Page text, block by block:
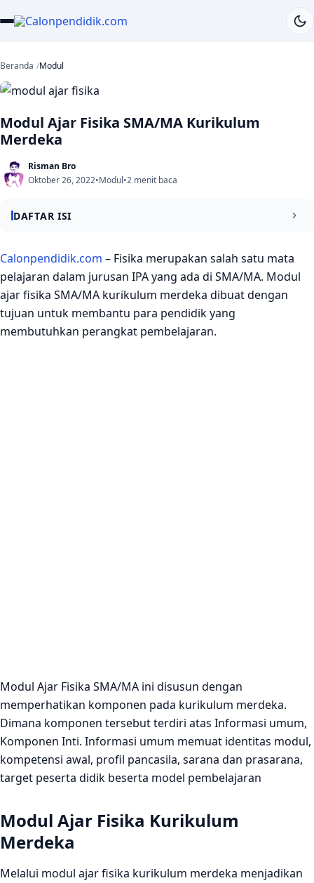
Beranda Modul
Modul Ajar Fisika SMA/MA Kurikulum
Merdeka
Risman Bro
Oktober 26, 2022•Modul•2 menit baca
DAFTAR ISI
Modul Ajar Fisika Kurikulum Merdeka
Contoh Modul Ajar Fisika Kurikulum Merdeka
Kesimpulan
Calonpendidik.com – Fisika merupakan salah satu mata
pelajaran dalam jurusan IPA yang ada di SMA/MA. Modul
ajar fisika SMA/MA kurikulum merdeka dibuat dengan
tujuan untuk membantu para pendidik yang
membutuhkan perangkat pembelajaran.
Modul Ajar Fisika SMA/MA ini disusun dengan
memperhatikan komponen pada kurikulum merdeka.
Dimana komponen tersebut terdiri atas Informasi umum,
Komponen Inti. Informasi umum memuat identitas modul,
kompetensi awal, profil pancasila, sarana dan prasarana,
target peserta didik beserta model pembelajaran
Modul Ajar Fisika Kurikulum
Merdeka
Melalui modul ajar fisika kurikulum merdeka menjadikan